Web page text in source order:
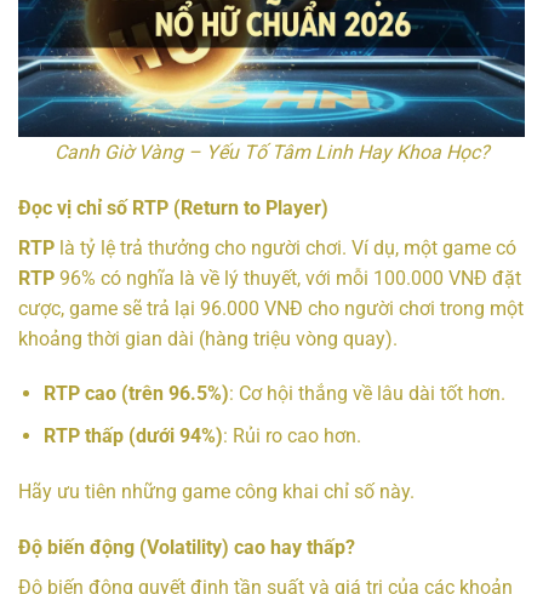
Canh Giờ Vàng – Yếu Tố Tâm Linh Hay Khoa Học?
Đọc vị chỉ số RTP (Return to Player)
RTP là tỷ lệ trả thưởng cho người chơi. Ví dụ, một game có
RTP 96% có nghĩa là về lý thuyết, với mỗi 100.000 VNĐ đặt
cược, game sẽ trả lại 96.000 VNĐ cho người chơi trong một
khoảng thời gian dài (hàng triệu vòng quay).
RTP cao (trên 96.5%): Cơ hội thắng về lâu dài tốt hơn.
RTP thấp (dưới 94%): Rủi ro cao hơn.
Hãy ưu tiên những game công khai chỉ số này.
Độ biến động (Volatility) cao hay thấp?
Độ biến động quyết định tần suất và giá trị của các khoản